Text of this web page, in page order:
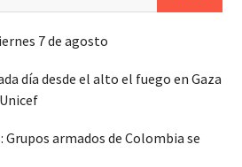
7 de agosto
día desde el alto el fuego en Gaza
armados de Colombia se